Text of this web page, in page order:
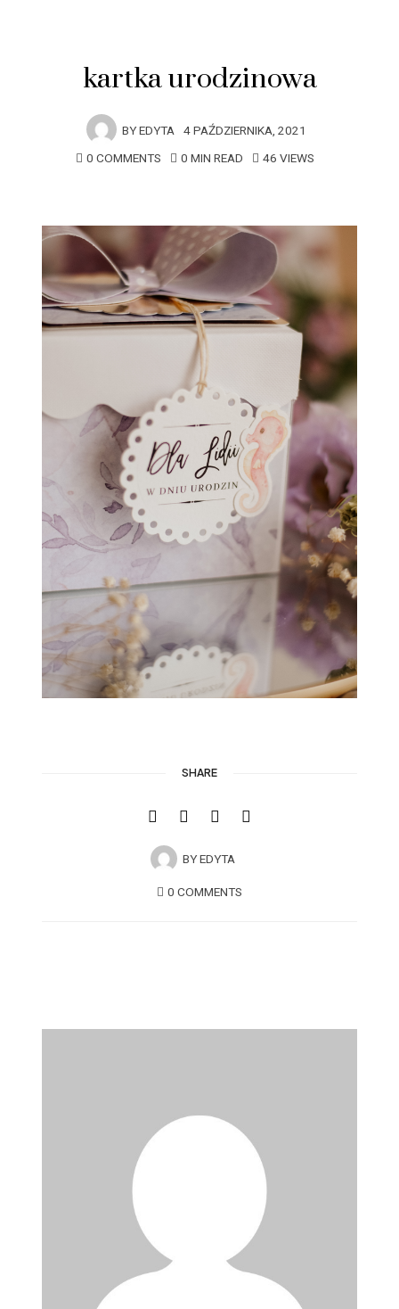
kartka urodzinowa
BYEDYTA 4 PAŹDZIERNIKA, 2021
0 COMMENTS
0 MIN READ 46 VIEWS
SHARE
BYEDYTA
0 COMMENTS